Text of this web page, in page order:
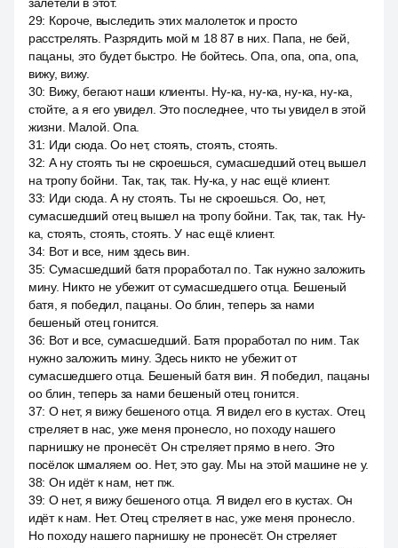
29: Короче, выследить этих малолеток и просто
расстрелять. Разрядить мой м 18 87 в них. Папа, не бей,
пацаны, это будет быстро. Не бойтесь. Опа, опа, опа, опа,
вижу, вижу.
30: Вижу, бегают наши клиенты. Ну-ка, ну-ка, ну-ка, ну-ка,
стойте, а я его увидел. Это последнее, что ты увидел в этой
жизни. Малой. Опа.
31: Иди сюда. Оо нет, стоять, стоять, стоять.
32: А ну стоять ты не скроешься, сумасшедший отец вышел
на тропу бойни. Так, так, так. Ну-ка, у нас ещё клиент.
33: Иди сюда. А ну стоять. Ты не скроешься. Оо, нет,
сумасшедший отец вышел на тропу бойни. Так, так, так. Ну-
ка, стоять, стоять, стоять. У нас ещё клиент.
34: Вот и все, ним здесь вин.
35: Сумасшедший батя проработал по. Так нужно заложить
мину. Никто не убежит от сумасшедшего отца. Бешеный
батя, я победил, пацаны. Оо блин, теперь за нами
бешеный отец гонится.
36: Вот и все, сумасшедший. Батя проработал по ним. Так
нужно заложить мину. Здесь никто не убежит от
сумасшедшего отца. Бешеный батя вин. Я победил, пацаны
оо блин, теперь за нами бешеный отец гонится.
37: О нет, я вижу бешеного отца. Я видел его в кустах. Отец
стреляет в нас, уже меня пронесло, но походу нашего
парнишку не пронесёт. Он стреляет прямо в него. Это
посёлок шмаляем оо. Нет, это gay. Мы на этой машине не у.
38: Он идёт к нам, нет пж.
39: О нет, я вижу бешеного отца. Я видел его в кустах. Он
идёт к нам. Нет. Отец стреляет в нас, уже меня пронесло.
Но походу нашего парнишку не пронесёт. Он стреляет